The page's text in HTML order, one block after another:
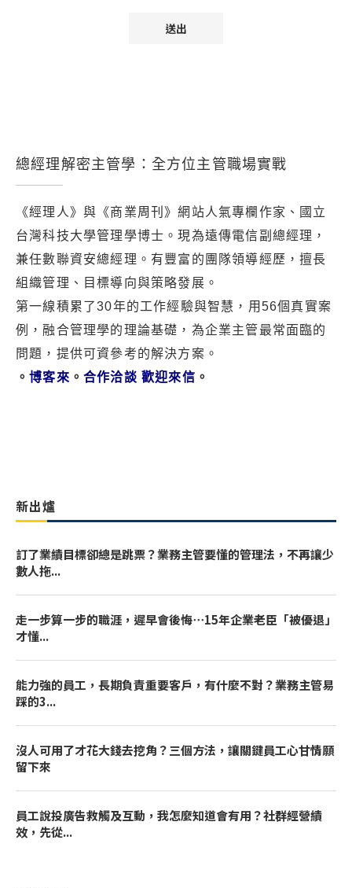
總經理解密主管學：全方位主管職場實戰
《經理人》與《商業周刊》網站人氣專欄作家、國立
台灣科技大學管理學博士。現為遠傳電信副總經理，
兼任數聯資安總經理。有豐富的團隊領導經歷，擅長
組織管理、目標導向與策略發展。
第一線積累了30年的工作經驗與智慧，用56個真實案
例，融合管理學的理論基礎，為企業主管最常面臨的
問題，提供可資參考的解決方案。
。博客來 。合作洽談 歡迎來信 。
新出爐
訂了業績目標卻總是跳票？業務主管要懂的管理法，不再讓少
數人拖...
走一步算一步的職涯，遲早會後悔⋯15年企業老臣「被優退」
才懂...
能力強的員工，長期負責重要客戶，有什麼不對？業務主管易
踩的3...
沒人可用了才花大錢去挖角？三個方法，讓關鍵員工心甘情願
留下來
員工說投廣告救觸及互動，我怎麼知道會有用？社群經營績
效，先從...